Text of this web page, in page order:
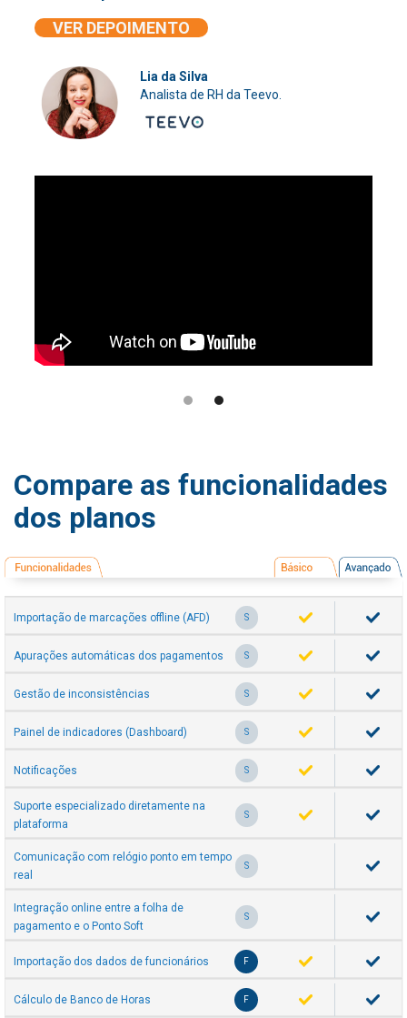
VER DEPOIMENTO
Lia da Silva
Analista de RH da Teevo.
Compare as funcionalidades
dos planos
Importação de marcações offline (AFD) S
Apurações automáticas dos pagamentos S
Gestão de inconsistências S
Painel de indicadores (Dashboard) S
Notificações S
Suporte especializado diretamente na
plataforma
S
Comunicação com relógio ponto em tempo
real
S
Integração online entre a folha de
pagamento e o Ponto Soft
S
Importação dos dados de funcionários F
Cálculo de Banco de Horas F